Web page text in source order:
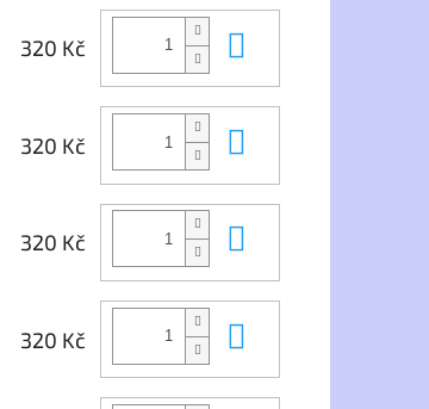
320 Kč
320 Kč
320 Kč
320 Kč